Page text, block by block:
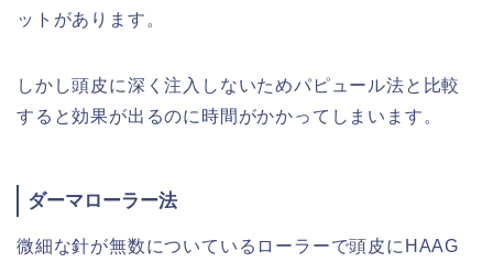
ットがあります。
しかし頭皮に深く注入しないためパピュール法と比較
すると効果が出るのに時間がかかってしまいます。
ダーマローラー法
微細な針が無数についているローラーで頭皮にHAAG